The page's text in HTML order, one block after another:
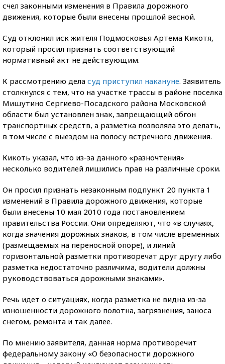
счел законными изменения в Правила дорожного
движения, которые были внесены прошлой весной.
Суд отклонил иск жителя Подмосковья Артема Кикотя,
который просил признать соответствующий
нормативный акт не действующим.
К рассмотрению дела суд приступил накануне. Заявитель
столкнулся с тем, что на участке трассы в районе поселка
Мишутино Сергиево-Посадского района Московской
области был установлен знак, запрещающий обгон
транспортных средств, а разметка позволяла это делать,
в том числе с выездом на полосу встречного движения.
Кикоть указал, что из-за данного «разночтения»
несколько водителей лишились прав на различные сроки.
Он просил признать незаконным подпункт 20 пункта 1
изменений в Правила дорожного движения, которые
были внесены 10 мая 2010 года постановлением
правительства России. Они определяют, что «в случаях,
когда значения дорожных знаков, в том числе временных
(размещаемых на переносной опоре), и линий
горизонтальной разметки противоречат друг другу либо
разметка недостаточно различима, водители должны
руководствоваться дорожными знаками».
Речь идет о ситуациях, когда разметка не видна из-за
изношенности дорожного полотна, загрязнения, заноса
снегом, ремонта и так далее.
По мнению заявителя, данная норма противоречит
федеральному закону «О безопасности дорожного